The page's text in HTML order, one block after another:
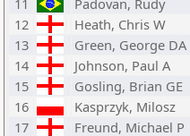
11
Padovan, Rudy
12
Heath, Chris W
13
Green, George DA
14
Johnson, Paul A
15
Gosling, Brian GE
16
Kasprzyk, Milosz
17
Freund, Michael P